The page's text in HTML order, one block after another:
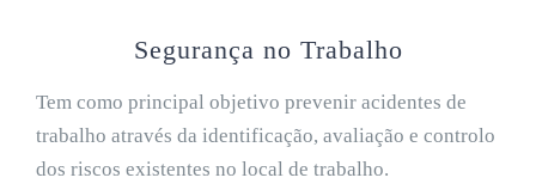
Segurança no Trabalho
Tem como principal objetivo prevenir acidentes de
trabalho através da identificação, avaliação e controlo
dos riscos existentes no local de trabalho.